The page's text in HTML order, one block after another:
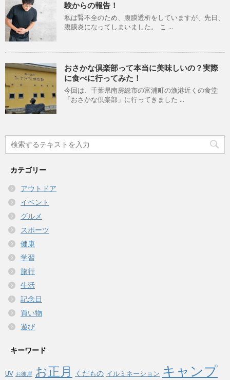
験からの報告！
私は腎不全のため、腹膜透析をしていますが、先日、
腹膜炎になってしまいました。 こ ...
おさかな倶楽部って本当に美味しいの？実際
に食べに行ってみた！
今回は、千葉県南房総市の富浦町の漁港近くの食堂
「おさかな倶楽部」に行ってきました ...
カテゴリー
アウトドア
イベント
グルメ
スポーツ
健康
学習
旅行
生活
記念日
買い物
遊び
キーワード
UV お彼岸 お正月 くだもの イルミネーション キャンプ